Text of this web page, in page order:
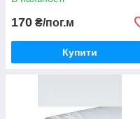
170 ₴/пог.м
Купити